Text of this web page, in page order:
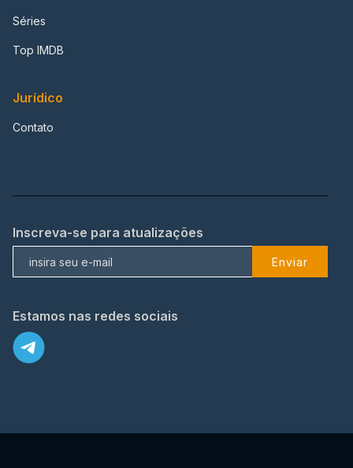
Séries
Top IMDB
Jurídico
Contato
Inscreva-se para atualizações
Enviar
Estamos nas redes sociais